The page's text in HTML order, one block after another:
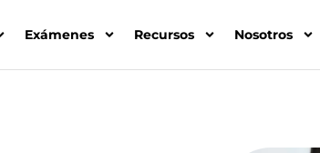
Exámenes Recursos Nosotros